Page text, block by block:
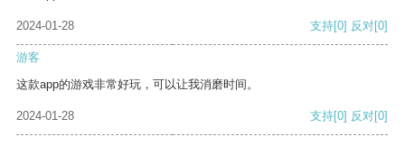
2024-01-28 支持[0] 反对[0]
游客
这款app的游戏非常好玩，可以让我消磨时间。
2024-01-28 支持[0] 反对[0]